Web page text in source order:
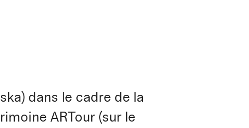
dans le cadre de la
ARTour (sur le